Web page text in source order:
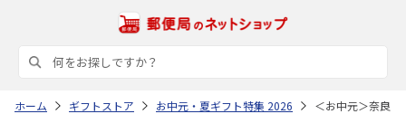
ホーム ギフトストア お中元・夏ギフト特集 2026 ＜お中元＞奈良